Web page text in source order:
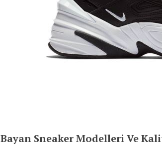
Bayan Sneaker Modelleri Ve